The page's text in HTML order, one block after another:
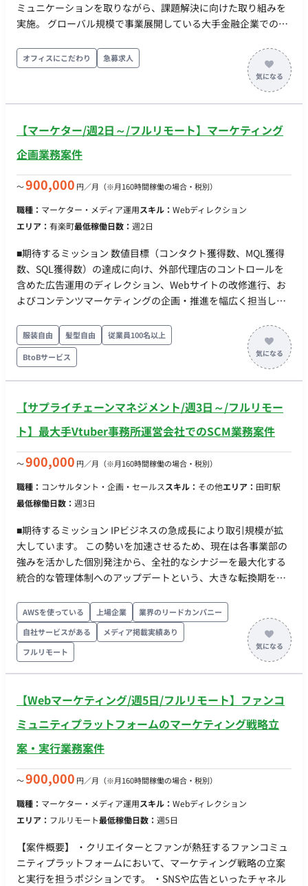
ミュニケーションを取りながら、課題解決に向けた取り組みを
実施。 グローバル規模で事業展開している大手金融企業での募
を広げたい方に適した案件。 開発組織の約半数が外国籍の方
（EU圏）で構成されており、公用語や議事録が英語であるた
社がある場合の作業場所】 勤務形態：常駐（週5日） 勤務地：
オフィスにこだわり 急募求人
【マーケター/週2日～/フルリモート】マーケティング
企画業務案件
〜900,000 円／月 （※月160時間稼働の場合・税別）
職種： マーケター・メディア運用スキル： Webディレクション
エリア： 有楽町最低稼働日数： 週2日
■期待するミッション 数値目標（コンタクト獲得数、MQL獲得
数、SQL獲得数）の達成に向け、外部代理店のコントロールを
含めた広告運用のディレクション、Webサイトの改修進行、お
よびコンテンツマーケティングの企画・推進を幅広く担当し、
内容・担当工程 外部広告代理店のハンドリング・ディレクショ
ン、Webサイト改修およびデータ計測環境の整備、コンテン
ツ・施策の企画・推進をご担当いただきます。
服装自由 髪型自由
従業員100名以上
BtoBサービス
【サプライチェーンマネジメント/週3日～/フルリモー
ト】最大手Vtuber事務所運営会社でのSCM業務案件
〜900,000 円／月 （※月160時間稼働の場合・税別）
職種： コンサルタント・企画・セールススキル： その他エリア： 田町駅
最低稼働日数： 週3日
■期待するミッション IPビジネスの急成長により取引規模が拡
大しています。 この勢いを加速させるため、現在は各事業部の
強みを活かした個別発注から、全社的なシナジーを最大化する
統合的な管理体制へのアップデートという、大きな転換期を迎
するチームを新設します。 この「ゼロからの仕組みづくり」か
ら組織を率いていただけるリーダー候補を募集します。 ■担当
工程（業務範囲） 強い発注機能を支える正確かつ迅速な購買オ
ペレーション体制を確立・運用していただきます。 ・商品発注
センターの構築・運用管理 ：全社の商品購買機能を集約し、可
かを見極め、発注ルールの整備と徹底を行う ・オペレーション
設計 ：発注書発行から検収、請求照合に至る「三点一致」の業
の指導・管理 ・ステークホルダー交渉 ：各事業部との「知識・
目標優先度のギャップ」を埋め、全社的なルール遵守を推進す
る ■働き方・コミュニケーション方法 ・完全リモート可能 ・
Slackベースで会話、必要に応じてWebMTG実施 ・PC貸与 ・フ
ルフレックス稼働可能 ・月110時間以上の稼働目安
AWSを使っている 上場企業
業界のリードカンパニー
自社サービスがある
メディア掲載実績あり
フルリモート
【Webマーケティング/週5日/フルリモート】ファンコ
ミュニティプラットフォームのマーケティング戦略立
案・実行業務案件
〜900,000 円／月 （※月160時間稼働の場合・税別）
職種： マーケター・メディア運用スキル： Webディレクション
エリア： フルリモート最低稼働日数： 週5日
【案件概要】 ・クリエイターとファンが熱狂するファンコミュ
ニティプラットフォームにおいて、マーケティング戦略の立案
と実行を担うポジションです。 ・SNSや広告といったチャネル